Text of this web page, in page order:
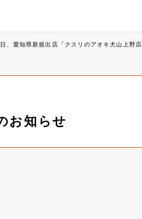
、愛知県新規出店「クスリのアオキ犬山上野
お知らせ